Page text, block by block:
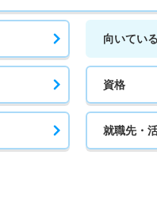
向いてい
資格
就職先・